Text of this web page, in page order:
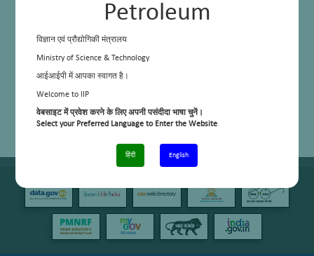
Petroleum
विज्ञान एवं प्रौद्योगिकी मंत्रालय
Ministry of Science & Technology
आईआईपी में आपका स्वागत है।
Welcome to IIP
वेबसाइट में प्रवेश करने के लिए अपनी पसंदीदा भाषा चुनें।
Select your Preferred Language to Enter the Website
हिंदी English